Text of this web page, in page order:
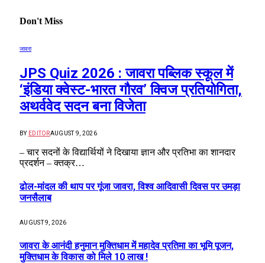
Don't Miss
जावरा
JPS Quiz 2026 : जावरा पब्लिक स्कूल में
‘इंडिया क्वेस्ट-भारत गौरव’ क्विज प्रतियोगिता,
अथर्ववेद सदन बना विजेता
BY EDITORAUGUST 9, 2026
– चार सदनों के विद्यार्थियों ने दिखाया ज्ञान और प्रतिभा का शानदार
प्रदर्शन – क्तक्र…
ढोल-मांदल की थाप पर गूंजा जावरा, विश्व आदिवासी दिवस पर उमड़ा
जनसैलाब
AUGUST 9, 2026
जावरा के आनंदी हनुमान मुक्तिधाम में महादेव प्रतिमा का भूमि पूजन,
मुक्तिधाम के विकास को मिले 10 लाख !